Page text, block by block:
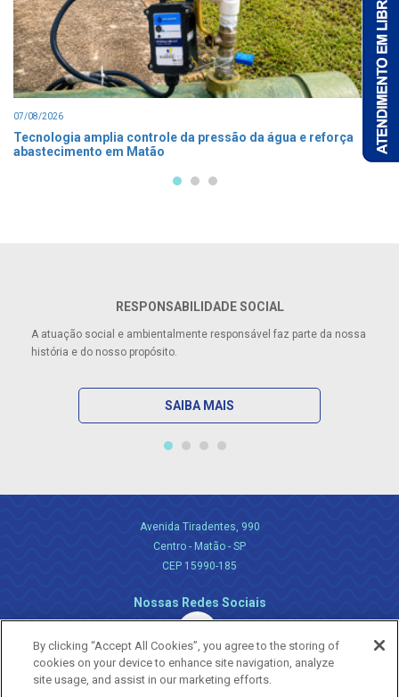
07/08/2026
Tecnologia amplia controle da pressão da água e reforça
abastecimento em Matão
RESPONSABILIDADE SOCIAL
A atuação social e ambientalmente responsável faz parte da nossa
história e do nosso propósito.
SAIBA MAIS
Avenida Tiradentes, 990
Centro - Matão - SP
CEP 15990-185
Nossas Redes Sociais
By clicking “Accept All Cookies”, you agree to the storing of
cookies on your device to enhance site navigation, analyze
site usage, and assist in our marketing efforts.